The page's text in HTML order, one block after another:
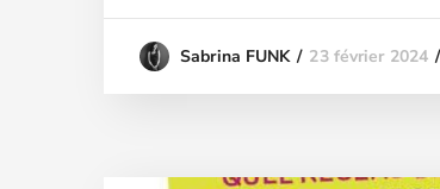
Sabrina FUNK 23 février 2024